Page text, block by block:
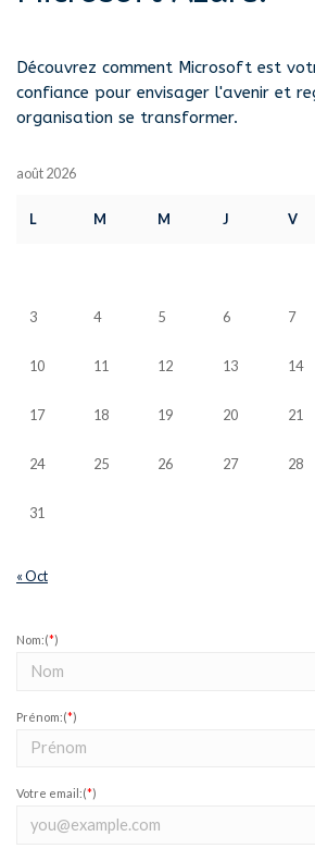
Découvrez comment Microsoft est
confiance pour envisager l'avenir et
organisation se transformer.
août 2026
L M M J V
3 4 5 6 7
10 11 12 13 14
17 18 19 20 21
24 25 26 27 28
31
« Oct
Nom:(*)
Prénom:(*)
Votre email:(*)